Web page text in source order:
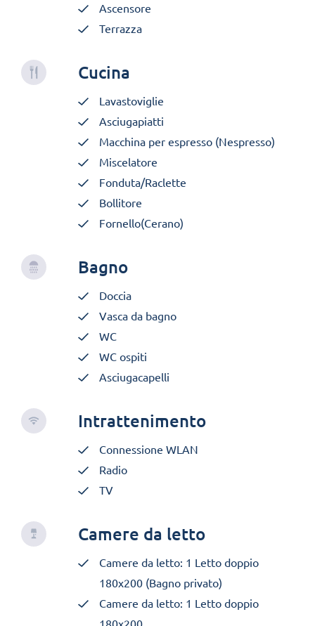
Ascensore
Terrazza
Cucina
Lavastoviglie
Asciugapiatti
Macchina per espresso (Nespresso)
Miscelatore
Fonduta/Raclette
Bollitore
Fornello(Cerano)
Bagno
Doccia
Vasca da bagno
WC
WC ospiti
Asciugacapelli
Intrattenimento
Connessione WLAN
Radio
TV
Camere da letto
Camere da letto: 1 Letto doppio
180x200 (Bagno privato)
Camere da letto: 1 Letto doppio